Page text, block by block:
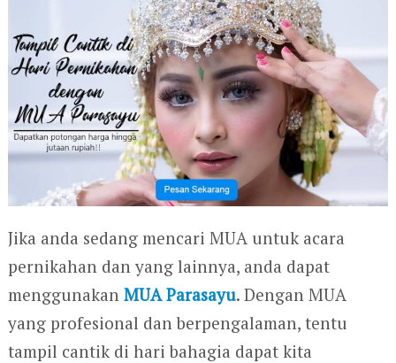
Jika anda sedang mencari MUA untuk acara
pernikahan dan yang lainnya, anda dapat
menggunakan MUA Parasayu. Dengan MUA
yang profesional dan berpengalaman, tentu
tampil cantik di hari bahagia dapat kita